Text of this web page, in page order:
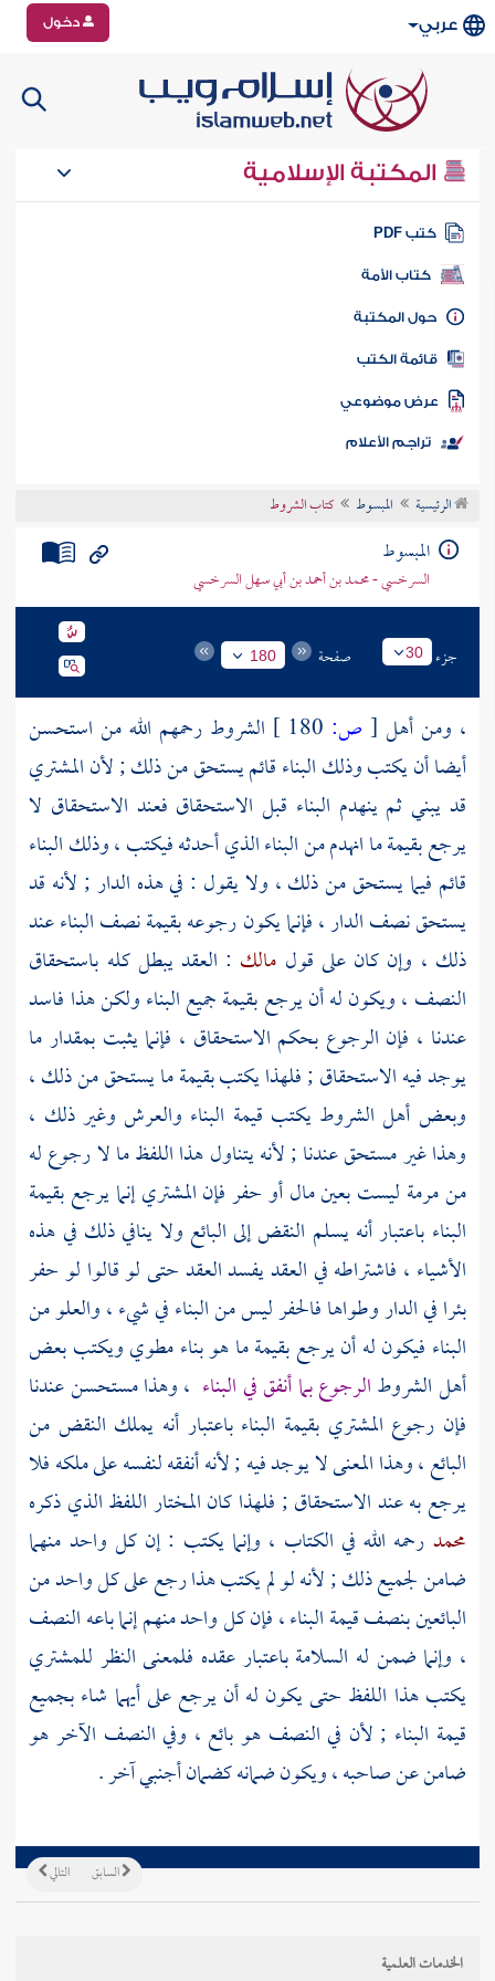
عربي دخول
المكتبة الإسلامية
كتب PDF
كتاب الأمة
المكتبة
الكتب
موضوعي
تراجم الأعلام
الرئيسية المبسوط كتاب الشروط
المبسوط
السرخسي - محمد بن أحمد بن أبي سهل السرخسي
جزء 30 صفحة 180
، ومن أهل [ ص:
الشروط رحمهم الله من استحسن
أيضا أن يكتب وذلك البناء قائم يستحق من ذلك ; لأن المشتري
قد يبني ثم ينهدم البناء قبل الاستحقاق فعند الاستحقاق لا
يرجع بقيمة ما انهدم من البناء الذي أحدثه فيكتب ، وذلك البناء
قائم فيما يستحق من ذلك ، ولا يقول : في هذه الدار ; لأنه قد
يستحق نصف الدار ، فإنما يكون رجوعه بقيمة نصف البناء عند
ذلك ، وإن كان على قول مالك : العقد يبطل كله باستحقاق
النصف ، ويكون له أن يرجع بقيمة جميع البناء ولكن هذا فاسد
عندنا ، فإن الرجوع بحكم الاستحقاق ، فإنما يثبت بمقدار ما
يوجد فيه الاستحقاق ; فلهذا يكتب بقيمة ما يستحق من ذلك ،
وبعض أهل الشروط يكتب قيمة البناء والعرش وغير ذلك ،
وهذا غير مستحق عندنا ; لأنه يتناول هذا اللفظ ما لا رجوع له
من مرمة ليست بعين مال أو حفر فإن المشتري إنما يرجع بقيمة
البناء باعتبار أنه يسلم النقض إلى البائع ولا ينافي ذلك في هذه
الأشياء ، فاشتراطه في العقد يفسد العقد حتى لو قالوا لو حفر
بئرا في الدار وطواها فالحفر ليس من البناء في شيء ، والعلو من
البناء فيكون له أن يرجع بقيمة ما هو بناء مطوي ويكتب بعض
أهل الشروطالرجوع بما أنفق في البناء ، وهذا مستحسن عندنا
فإن رجوع المشتري بقيمة البناء باعتبار أنه يملك النقض من
البائع ، وهذا المعنى لا يوجد فيه ; لأنه أنفقه لنفسه على ملكه فلا
يرجع به عند الاستحقاق ; فلهذا كان المختار اللفظ الذي ذكره
محمد رحمه الله في الكتاب ، وإنما يكتب : إن كل واحد منهما
ضامن لجميع ذلك ; لأنه لو لم يكتب هذا رجع على كل واحد من
البائعين بنصف قيمة البناء ، فإن كل واحد منهم إنما باعه النصف
، وإنما ضمن له السلامة باعتبار عقده فلمعنى النظر للمشتري
يكتب هذا اللفظ حتى يكون له أن يرجع على أيهما شاء بجميع
قيمة البناء ; لأن في النصف هو بائع ، وفي النصف الآخر هو
ضامن عن صاحبه ، ويكون ضمانه كضمان أجنبي آخر .
التالي السابق
الخدمات العلمية